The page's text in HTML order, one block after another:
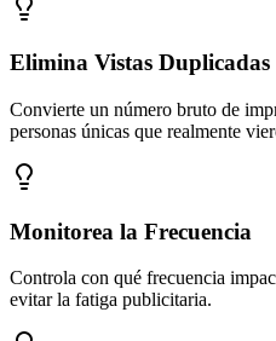
Elimina Vistas Duplicadas
Convierte un número bruto de
personas únicas que realmente
Monitorea la Frecuencia
Controla con qué frecuencia
evitar la fatiga publicitaria.